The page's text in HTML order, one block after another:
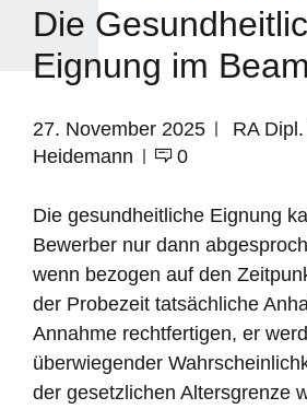
Die
Eignung im
27. November 2025
RA
Heidemann
0
Die gesundheitliche Eignung
Bewerber nur dann
wenn bezogen auf den
der Probezeit tatsächliche
Annahme rechtfertigen, er
überwiegender
der gesetzlichen Altersgrenze